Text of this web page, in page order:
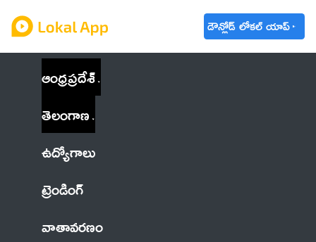
డౌన్లోడ్ లోకల్ యాప్
ఆంధ్రప్రదేశ్
తెలంగాణ
ఉద్యోగాలు
ట్రెండింగ్
వాతావరణం